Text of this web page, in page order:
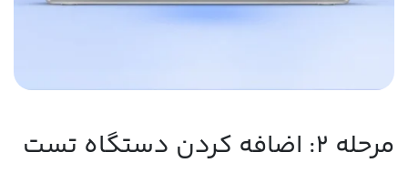
مرحله 2: اضافه کردن دستگاه تست